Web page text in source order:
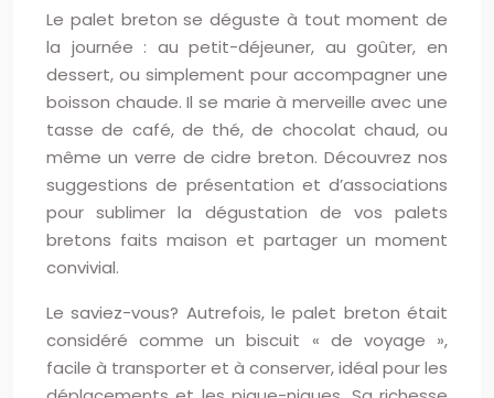
Le palet breton se déguste à tout moment de
la journée : au petit-déjeuner, au goûter, en
dessert, ou simplement pour accompagner une
boisson chaude. Il se marie à merveille avec une
tasse de café, de thé, de chocolat chaud, ou
même un verre de cidre breton. Découvrez nos
suggestions de présentation et d’associations
pour sublimer la dégustation de vos palets
bretons faits maison et partager un moment
convivial.
Le saviez-vous? Autrefois, le palet breton était
considéré comme un biscuit « de voyage »,
facile à transporter et à conserver, idéal pour les